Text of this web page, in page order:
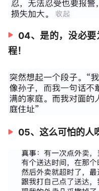
04、是的，没必要
程！
05、这么可怕的人